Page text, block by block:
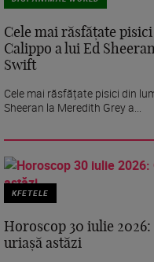
Cele mai răsfățate
Calippo a lui Ed
Swift
Cele mai răsfățate pisici din
Sheeran la Meredith Grey a...
KFETELE
Horoscop 30 iulie
uriașă astăzi